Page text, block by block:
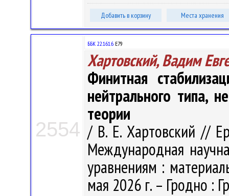
Добавить в корзину Места хранения
2554
ББК 22.161.6 Е79
Хартовский, Вадим
Финитная
нейтрального типа,
теории
/ В. Е. Хартовский //
Международная
уравнениям :
мая 2026 г. – Гродно :